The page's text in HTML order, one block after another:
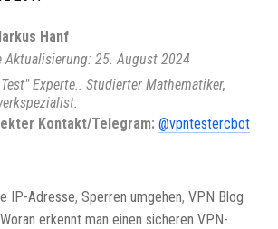
Hanf
25. August 2024
Experte.. Studierter Mathematiker,
Kontakt/Telegram: @vpntestercbot
IP-Adresse, Sperren umgehen, VPN Blog
erkennt man einen sicheren VPN-